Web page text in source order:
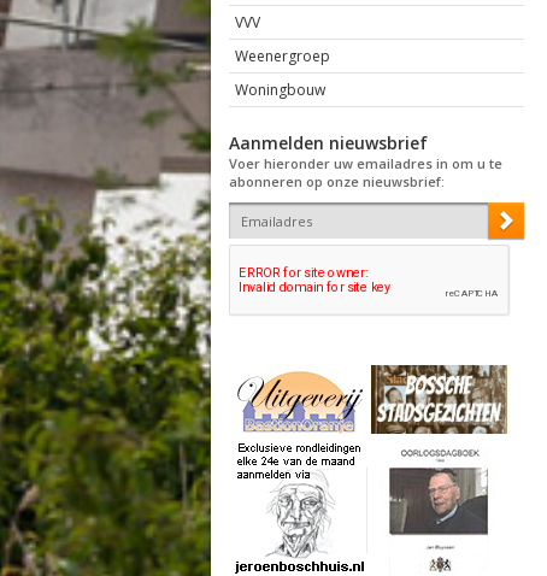
VVV
Weenergroep
Woningbouw
Aanmelden nieuwsbrief
Voer hieronder uw emailadres in om u te
abonneren op onze nieuwsbrief: